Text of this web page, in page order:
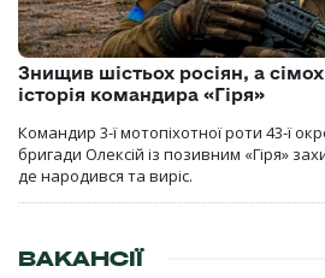
Знищив шістьох росіян, а
історія командира «Гіря»
Командир 3-ї мотопіхотної роти 43-ї
бригади Олексій із позивним «Гіря»
де народився та виріс.
ВАКАНСІЇ